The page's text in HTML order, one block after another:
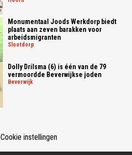
Monumentaal Joods Werkdorp biedt
plaats aan zeven barakken voor
arbeidsmigranten
slootdorp
Dolly Drilsma (6) is één van de 79
vermoordde Beverwijkse joden
beverwijk
Cookie instellingen